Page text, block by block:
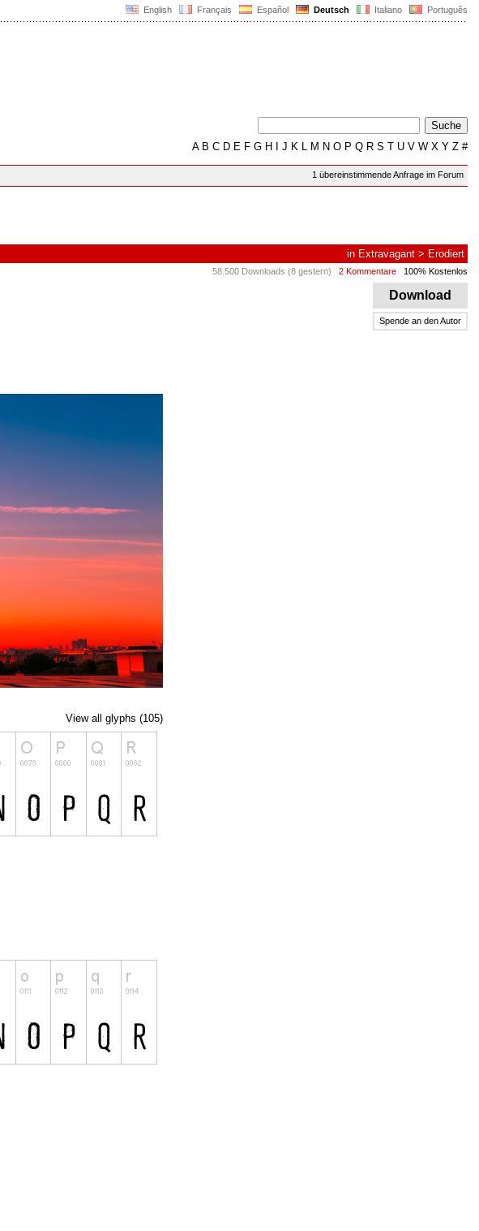
English Français Español Deutsch Italiano Português
AB C D E F G H J K L M N O P Q R S T U V W X Y Z #
1 übereinstimmende Anfrage im Forum
in Extravagant > Erodiert
58.500 Downloads (8 gestern) 2 Kommentare 100% Kostenlos
Download
Spende an den Autor
View all glyphs (105)